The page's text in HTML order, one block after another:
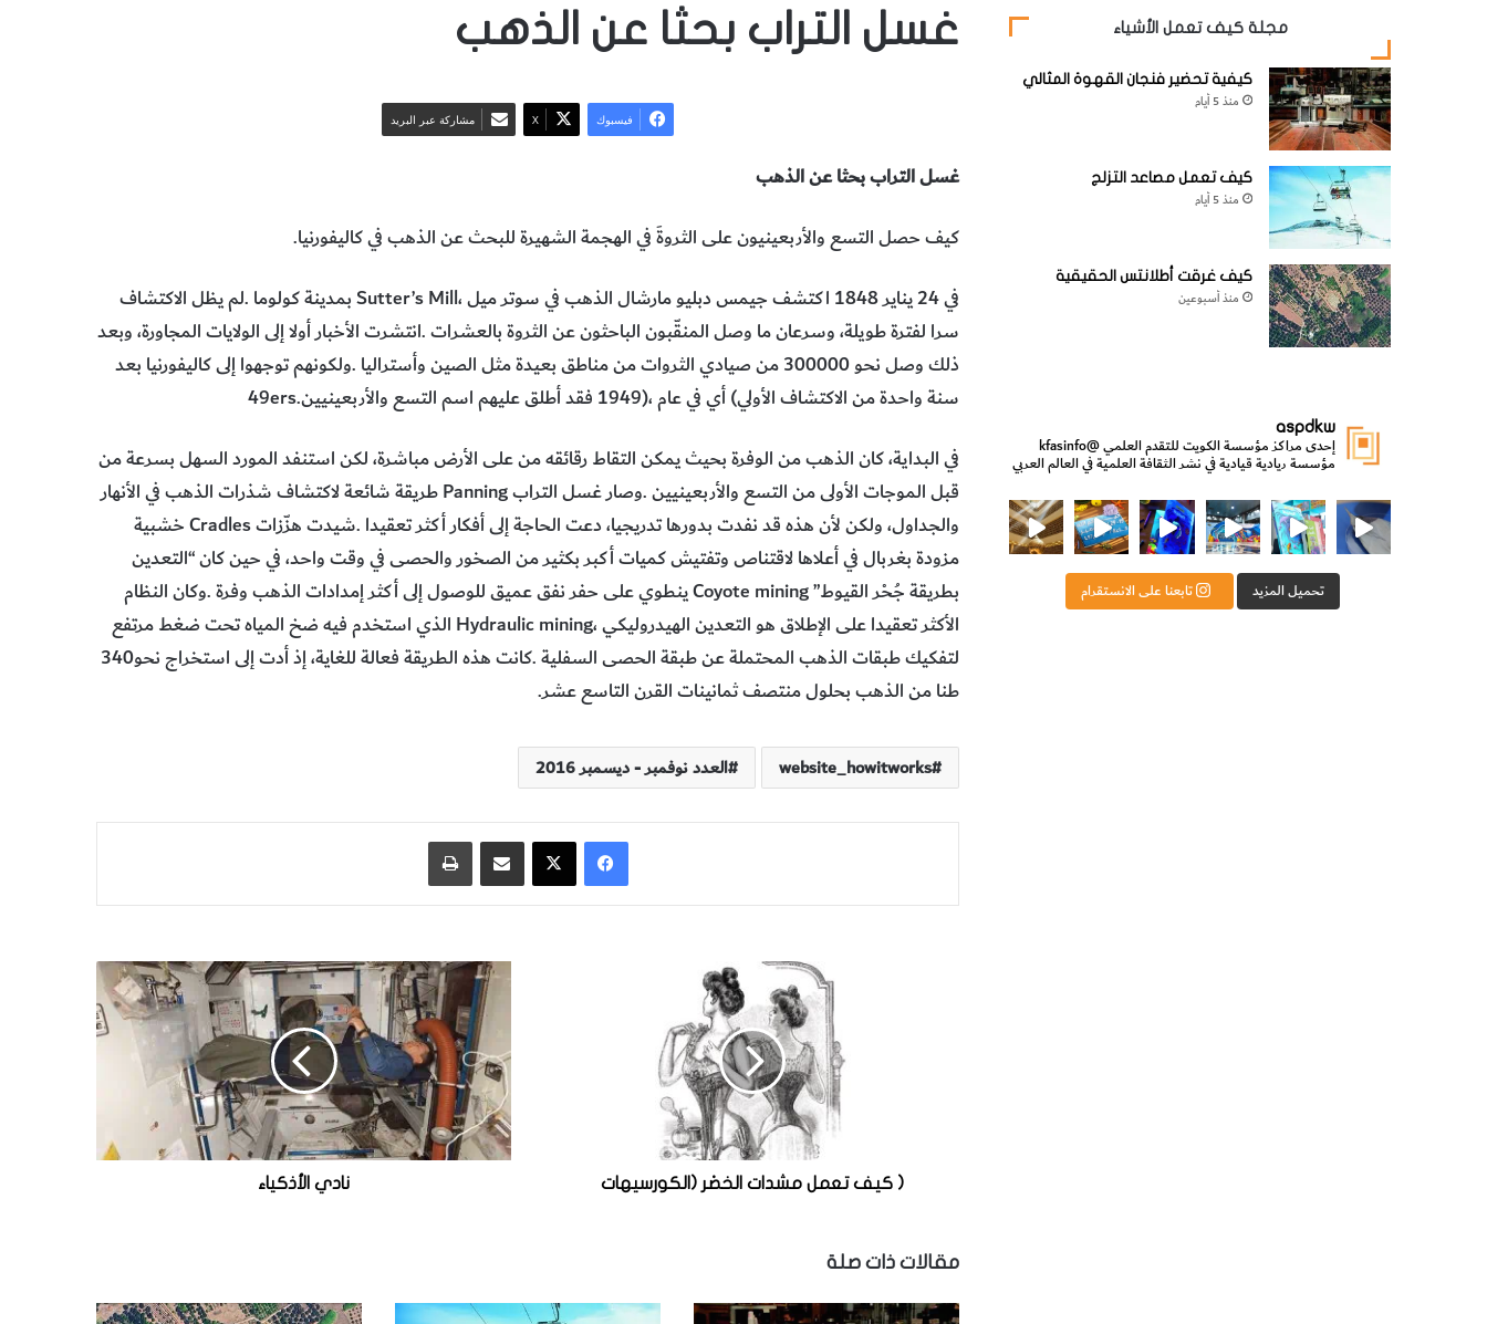
غسل التراب بحثا عن الذهب
فيسبوك ‫X مشاركة عبر البريد
غسل‭ ‬التراب‭ ‬بحثا‭ ‬عن‭ ‬الذهب
كيف‭ ‬حصل‭ ‬التسع‭ ‬والأربعينيون‭ ‬على‭ ‬الثروةَ‭ ‬في‭ ‬الهجمة‭ ‬الشهيرة‭ ‬للبحث‭ ‬عن‭ ‬الذهب‭ ‬في‭ ‬كاليفورنيا‭.‬
‬سنة‭ ‬واحدة‭ ‬من‭ ‬الاكتشاف‭ ‬الأولي‭ (‬أي‭ ‬في‭ ‬عام‭ ‬1949‭)‬،‭ ‬فقد‭ ‬أطلق‭ ‬عليهم‭ ‬اسم‭ ‬التسع‭ ‬والأربعينيين‭ ‬49ers‭.‬
‬لتفكيك‭ ‬طبقات‭ ‬الذهب‭ ‬المحتملة‭ ‬عن‭ ‬طبقة‭ ‬الحصى‭ ‬السفلية‭. ‬كانت‭ ‬هذه‭ ‬الطريقة‭ ‬فعالة‭ ‬للغاية،‭ ‬إذ‭ ‬أدت‭ ‬إلى‭ ‬استخراج‭ ‬نحو‭ ‬340‭
‬طنا‭ ‬من‭ ‬الذهب‭ ‬بحلول‭ ‬منتصف‭ ‬ثمانينات‭ ‬القرن‭ ‬التاسع‭ ‬عشر‭.‬
website_howitworks العدد نوفمبر - ديسمبر 2016
فيسبوك ‫X مشاركة عبر البريد
ت
ا
ل
( كيف تعمل مشدات الخصْر (الكورسيهات
ن
ا
ل
أ
ذ
ك
نادي الأذكياء
مقالات ذات صلة
مجلة كيف تعمل الأشياء
كيفية تحضير فنجان القهوة المثالي
منذ 5 أيام
كيف تعمل مصاعد التزلج
منذ 5 أيام
كيف غرقت أطلانتس الحقيقية
منذ أسبوعين
aspdkw
إحدى مراكز مؤسسة الكويت للتقدم العلمي@kfasinfo
مؤسسة ريادية قيادية في نشر الثقافة العلمية في العالم العربي
ووزير الدولة لشؤون الش
من الأعماق نكتشف ومن الكتب نتعلّم⁨ رجعنا! ما كنّا بعيد! مجهزين لكم كل جديد!⁩
تحميل المزيد تابعنا على الانستقرام